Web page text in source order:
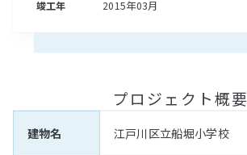
竣工年
2015年03月
プロジェクト概要
建物名 江戸川区立船堀小学校